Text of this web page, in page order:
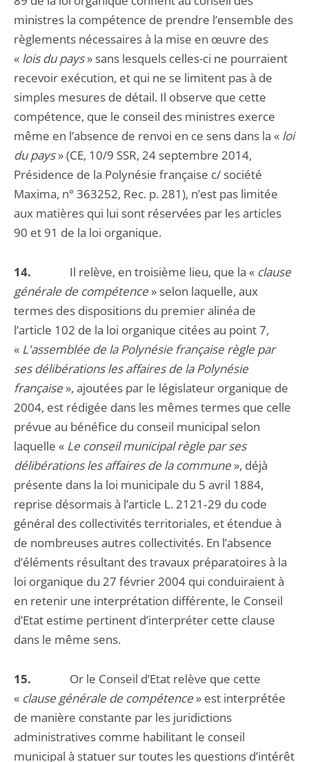
ministres la compétence de prendre l’ensemble des
règlements nécessaires à la mise en œuvre des
« lois du pays» sans lesquels celles-ci ne pourraient
recevoir exécution, et qui ne se limitent pas à de
simples mesures de détail. Il observe que cette
compétence, que le conseil des ministres exerce
même en l’absence de renvoi en ce sens dans la « loi
du pays» (CE, 10/9 SSR, 24 septembre 2014,
Présidence de la Polynésie française c/ société
Maxima, n° 363252, Rec. p. 281), n’est pas limitée
aux matières qui lui sont réservées par les articles
90 et 91 de la loi organique.
14. Il relève, en troisième lieu, que la « clause
générale de compétence » selon laquelle, aux
termes des dispositions du premier alinéa de
l’article 102 de la loi organique citées au point 7,
« L'assemblée de la Polynésie française règle par
ses délibérations les affaires de la Polynésie
française », ajoutées par le législateur organique de
2004, est rédigée dans les mêmes termes que celle
prévue au bénéfice du conseil municipal selon
laquelle « Le conseil municipal règle par ses
délibérations les affaires de la commune », déjà
présente dans la loi municipale du 5 avril 1884,
reprise désormais à l’article L. 2121‑29 du code
général des collectivités territoriales, et étendue à
de nombreuses autres collectivités. En l’absence
d’éléments résultant des travaux préparatoires à la
loi organique du 27 février 2004 qui conduiraient à
en retenir une interprétation différente, le Conseil
d’Etat estime pertinent d’interpréter cette clause
dans le même sens.
15. Or le Conseil d’Etat relève que cette
« clause générale de compétence » est interprétée
de manière constante par les juridictions
administratives comme habilitant le conseil
municipal à statuer sur toutes les questions d’intérêt